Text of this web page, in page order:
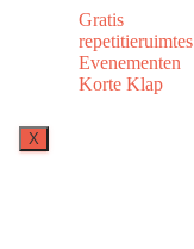
Gratis
repetitieruimtes
Evenementen
Korte Klap
X